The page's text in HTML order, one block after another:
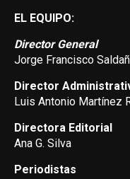
EL EQUIPO:
Director General
Jorge Francisco
Director
Luis Antonio Martínez
Directora Editorial
Ana G. Silva
Periodistas